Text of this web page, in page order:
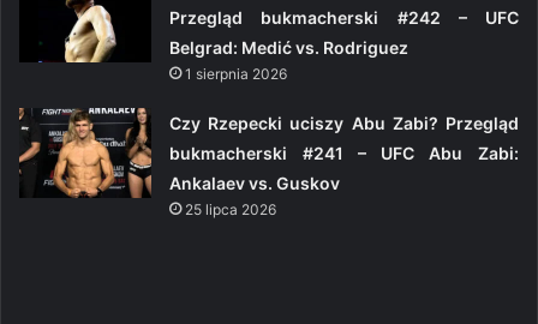
Przegląd bukmacherski #242 – UFC
Belgrad: Medić vs. Rodriguez
1 sierpnia 2026
Czy Rzepecki uciszy Abu Zabi? Przegląd
bukmacherski #241 – UFC Abu Zabi:
Ankalaev vs. Guskov
25 lipca 2026